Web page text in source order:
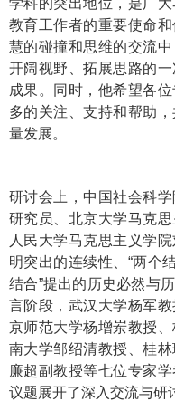
学科的突出地位，是广
教育工作者的重要使命
慧的碰撞和思维的交流
开阔视野、拓展思路的
成果。同时，他希望各
多的关注、支持和帮助
量发展。
研讨会上，中国社会科
研究员、北京大学马克
人民大学马克思主义学
明突出的连续性、“两个
结合”提出的历史必然与
言阶段，武汉大学杨军
京师范大学杨增岽教授
南大学邹绍清教授、桂
廉超副教授等七位专家
议题展开了深入交流与研